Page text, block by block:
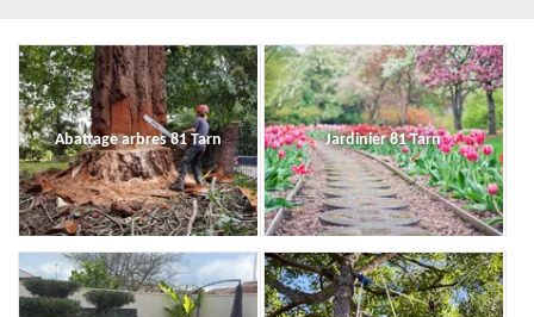
Abattage arbres 81 Tarn Jardinier 81 Tarn